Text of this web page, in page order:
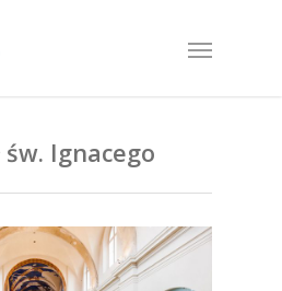
św. Ignacego